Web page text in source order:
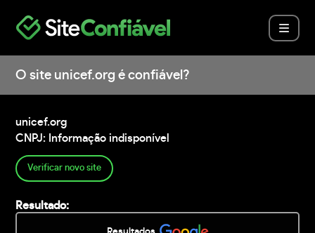
O site unicef.org é confiável?
unicef.org
CNPJ: Informação indisponível
Verificar novo site
Resultado: